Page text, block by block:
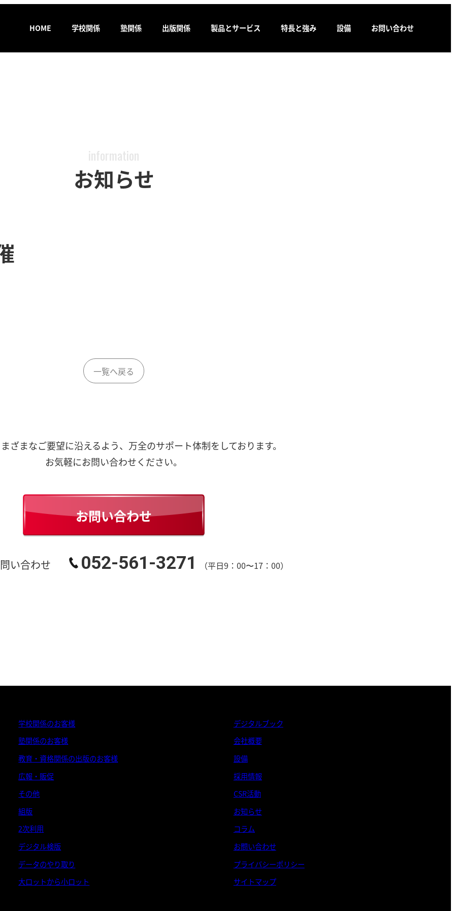
HOME 学校関係 塾関係 出版関係 製品とサービス 特長と強み 設備 お問い合わせ
information
お知らせ
一覧へ戻る
ざまなご要望に沿えるよう、万全のサポート体制をしております。
お気軽にお問い合わせください。
お問い合わせ
い合わせ 052-561-3271 （平日9：00〜17：00）
学校関係のお客様
塾関係のお客様
教育・資格関係の出版のお客様
広報・販促
その他
組版
2次利用
デジタル検版
データのやり取り
大ロットから小ロット
デジタルブック
会社概要
設備
採用情報
CSR活動
お知らせ
コラム
お問い合わせ
プライバシーポリシー
サイトマップ